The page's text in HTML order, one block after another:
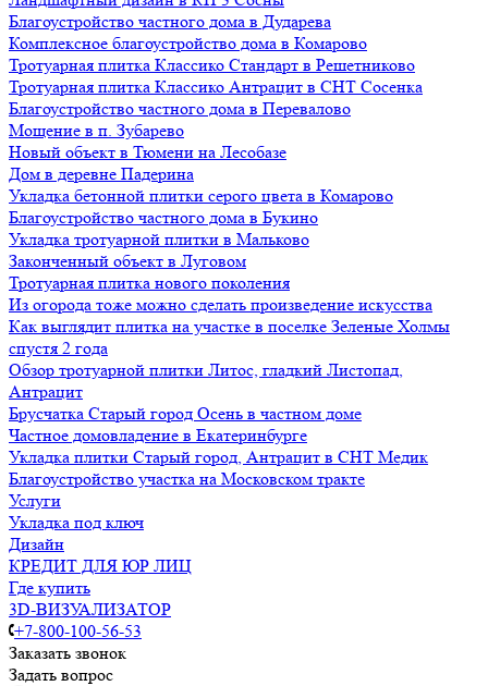
Благоустройство частного дома в Дударева
Комплексное благоустройство дома в Комарово
Тротуарная плитка Классико Стандарт в Решетниково
Тротуарная плитка Классико Антрацит в СНТ Сосенка
Благоустройство частного дома в Перевалово
Мощение в п. Зубарево
Новый объект в Тюмени на Лесобазе
Дом в деревне Падерина
Укладка бетонной плитки серого цвета в Комарово
Благоустройство частного дома в Букино
Укладка тротуарной плитки в Мальково
Законченный объект в Луговом
Тротуарная плитка нового поколения
Из огорода тоже можно сделать произведение искусства
Как выглядит плитка на участке в поселке Зеленые Холмы
спустя 2 года
Обзор тротуарной плитки Литос, гладкий Листопад,
Антрацит
Брусчатка Старый город Осень в частном доме
Частное домовладение в Екатеринбурге
Укладка плитки Старый город, Антрацит в СНТ Медик
Благоустройство участка на Московском тракте
Услуги
Укладка под ключ
Дизайн
КРЕДИТ ДЛЯ ЮР ЛИЦ
Где купить
3D-ВИЗУАЛИЗАТОР
+7-800-100-56-53
Заказать звонок
Задать вопрос